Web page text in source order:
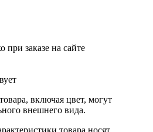
при заказе на сайте
включая цвет, могут
внешнего вида.
товара носят